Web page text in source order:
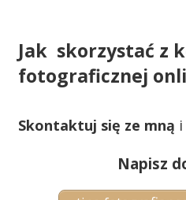
Jak skorzystać z
fotograficznej
Skontaktuj się ze mną
Napisz